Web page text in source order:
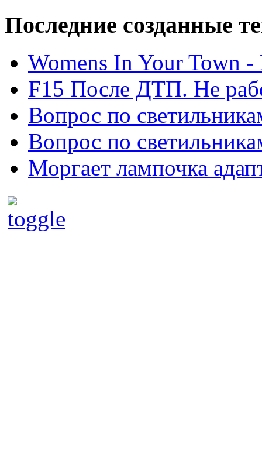
Последние созданные
Womens In Your Town
F15 После ДТП. Не
Вопрос по
Вопрос по
Моргает лампочка